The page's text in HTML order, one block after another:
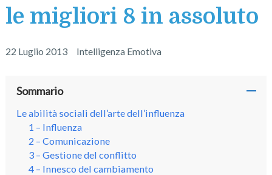
le migliori 8 in assoluto
22 Luglio 2013 Intelligenza Emotiva
Sommario
Le abilità sociali dell’arte dell’influenza
1 – Influenza
2 – Comunicazione
3 – Gestione del conflitto
4 – Innesco del cambiamento